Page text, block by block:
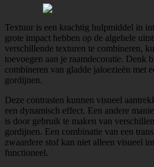
Textuur is een krachtig hulpmiddel in
grote impact hebben op de algehele
verschillende texturen te combineren,
toevoegen aan je raamdecoratie. Denk
combineren van gladde jaloezieën met
gordijnen.
Deze contrasten kunnen visueel
een dynamisch effect. Een andere
is door gebruik te maken van
gordijnen. Een combinatie van een
zwaardere stof kan niet alleen visueel
functioneel.